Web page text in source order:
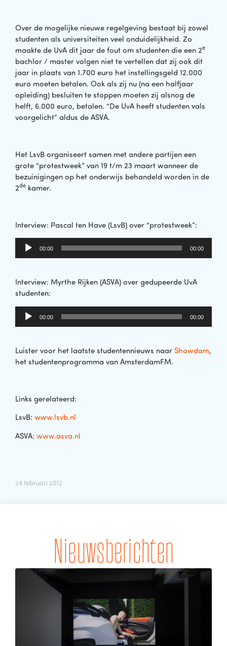
Over de mogelijke nieuwe regelgeving bestaat bij zowel
studenten als universiteiten veel onduidelijkheid. Zo
maakte de UvA dit jaar de fout om studenten die een 2e
bachlor / master volgen niet te vertellen dat zij ook dit
jaar in plaats van 1.700 euro het instellingsgeld 12.000
euro moeten betalen. Ook als zij nu (na een halfjaar
opleiding) besluiten te stoppen moeten zij alsnog de
helft, 6.000 euro, betalen. “De UvA heeft studenten vals
voorgelicht” aldus de ASVA.
Het LsvB organiseert samen met andere partijen een
grote “protestweek” van 19 t/m 23 maart wanneer de
bezuinigingen op het onderwijs behandeld worden in de
2de kamer.
Interview: Pascal ten Have (LsvB) over “protestweek”:
Audiospeler
00:00 00:00
Interview: Myrthe Rijken (ASVA) over gedupeerde UvA
studenten:
Audiospeler
00:00 00:00
Luister voor het laatste studentennieuws naar Showdam,
het studentenprogramma van AmsterdamFM.
Links gerelateerd:
LsvB: www.lsvb.nl
ASVA: www.asva.nl
24 februari 2012
Nieuwsberichten